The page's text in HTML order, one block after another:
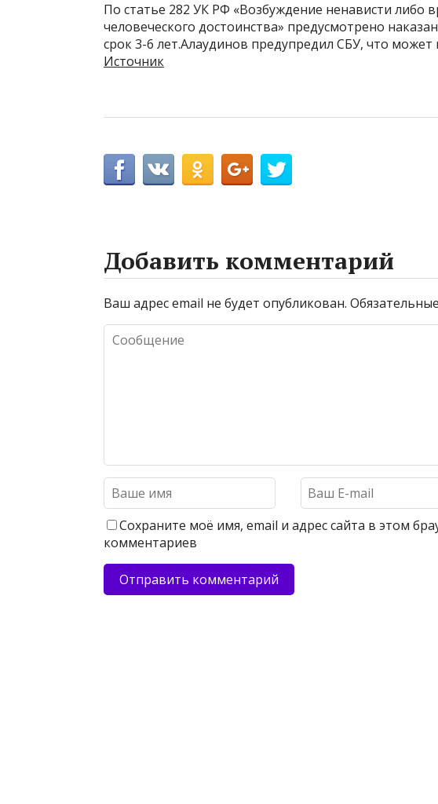
По статье 282 УК РФ «Возбуждение ненависти либо
человеческого достоинства» предусмотрено
срок 3-6 лет.Алаудинов предупредил СБУ, что
Источник
Добавить комментарий
Ваш адрес email не будет опубликован.
Сохраните моё имя, email и адрес сайта в этом
комментариев